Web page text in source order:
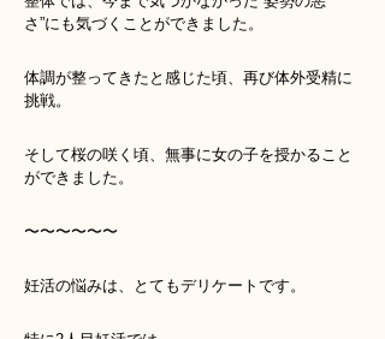
さ”にも気づくことができました。
体調が整ってきたと感じた頃、再び体外受精に
挑戦。
そして桜の咲く頃、無事に女の子を授かること
ができました。
〜〜〜〜〜〜
妊活の悩みは、とてもデリケートです。